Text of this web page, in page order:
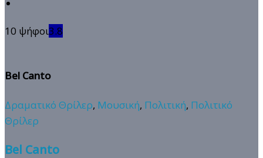
10 ψήφοι3.8
Bel Canto
Δραματικό Θρίλερ, Μουσική, Πολιτική, Πολιτικό
Θρίλερ
Bel Canto